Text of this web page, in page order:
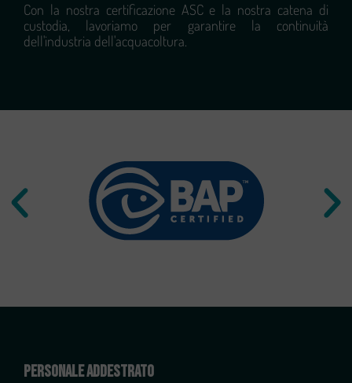
Con la nostra certificazione ASC e la nostra catena di
custodia, lavoriamo per garantire la continuità
dell'industria dell'acquacoltura.
PERSONALE ADDESTRATO